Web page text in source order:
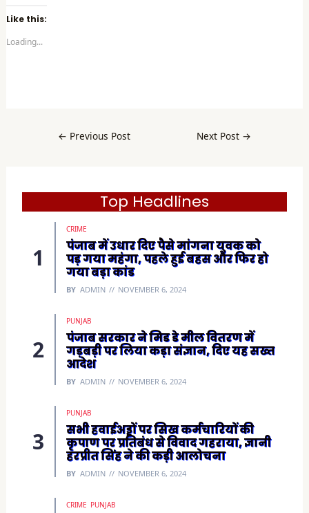
k
t
o
h
e
s
e
w
Like this:
Loading...
← Previous Post Next Post →
Top Headlines
CRIME
पंजाब में उधार दिए पैसे मांगना युवक को
पड़ गया महंगा, पहले हुई बहस और फिर हो
गया बड़ा कांड
BY ADMIN NOVEMBER 6, 2024
PUNJAB
पंजाब सरकार ने मिड डे मील वितरण में
गड़बड़ी पर लिया कड़ा संज्ञान, दिए यह सख्त
आदेश
BY ADMIN NOVEMBER 6, 2024
PUNJAB
सभी हवाईअड्डों पर सिख कर्मचारियों की
कृपाण पर प्रतिबंध से विवाद गहराया, ज्ञानी
हरप्रीत सिंह ने की कड़ी आलोचना
BY ADMIN NOVEMBER 6, 2024
CRIME PUNJAB